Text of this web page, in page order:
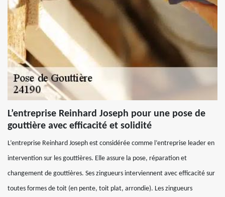
L’entreprise Reinhard Joseph pour une pose de
gouttière avec efficacité et solidité
L’entreprise Reinhard Joseph est considérée comme l’entreprise leader en
intervention sur les gouttières. Elle assure la pose, réparation et
changement de gouttières. Ses zingueurs interviennent avec efficacité sur
toutes formes de toit (en pente, toit plat, arrondie). Les zingueurs